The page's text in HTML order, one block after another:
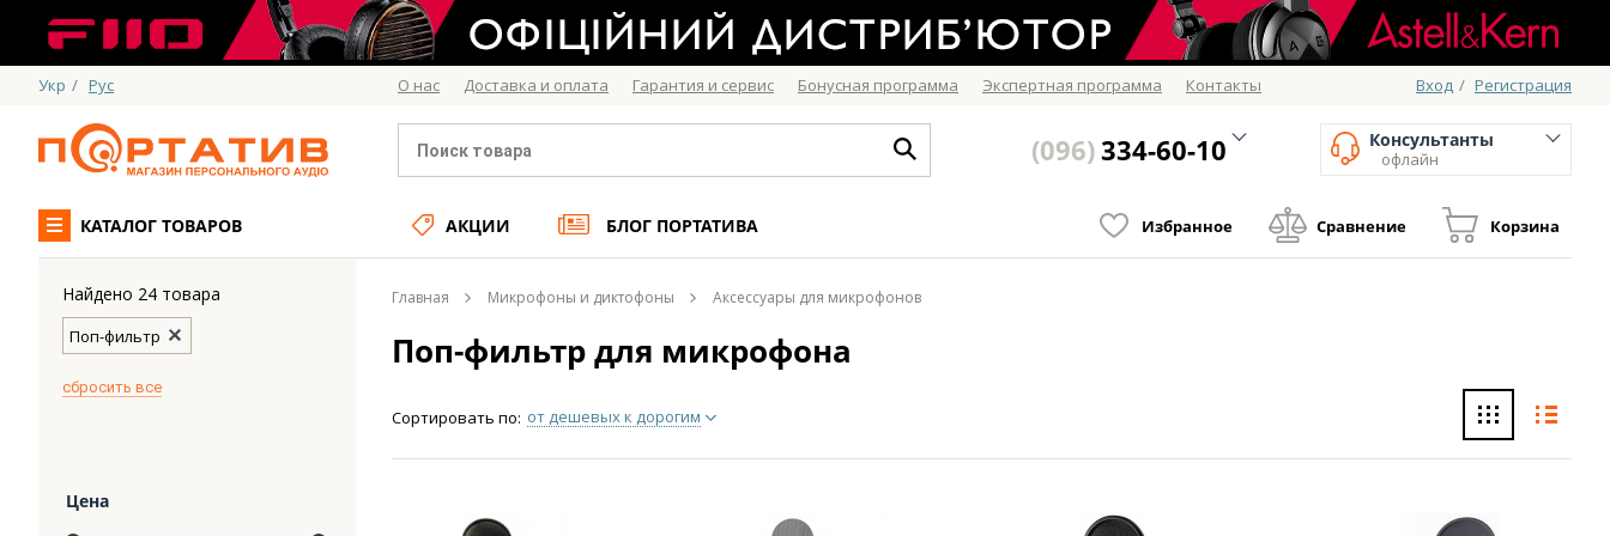
Укр / Рус О нас Доставка и оплата Гарантия и сервис Бонусная программа Экспертная программа Контакты Вход / Регистрация
(096)334-60-10 Консультанты
офлайн
КАТАЛОГ ТОВАРОВ АКЦИИ БЛОГ ПОРТАТИВА Избранное Сравнение Корзина
Цена
Найдено 24 товара
Поп-фильтр
cбросить все
Главная Микрофоны и диктофоны Аксессуары для микрофонов
Поп-фильтр для микрофона
Сортировать по: от дешевых к дорогим